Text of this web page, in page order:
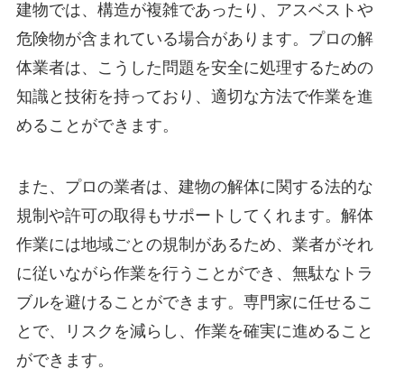
建物では、構造が複雑であったり、アスベストや
危険物が含まれている場合があります。プロの解
体業者は、こうした問題を安全に処理するための
知識と技術を持っており、適切な方法で作業を進
めることができます。
また、プロの業者は、建物の解体に関する法的な
規制や許可の取得もサポートしてくれます。解体
作業には地域ごとの規制があるため、業者がそれ
に従いながら作業を行うことができ、無駄なトラ
ブルを避けることができます。専門家に任せるこ
とで、リスクを減らし、作業を確実に進めること
ができます。